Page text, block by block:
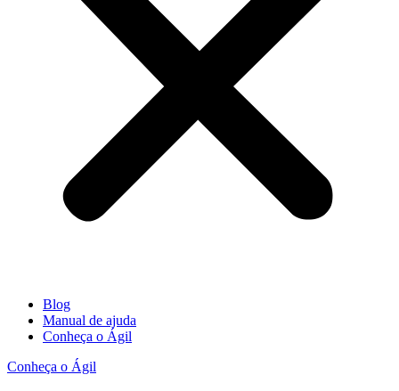
Blog
Manual de ajuda
Conheça o Ágil
Conheça o Ágil